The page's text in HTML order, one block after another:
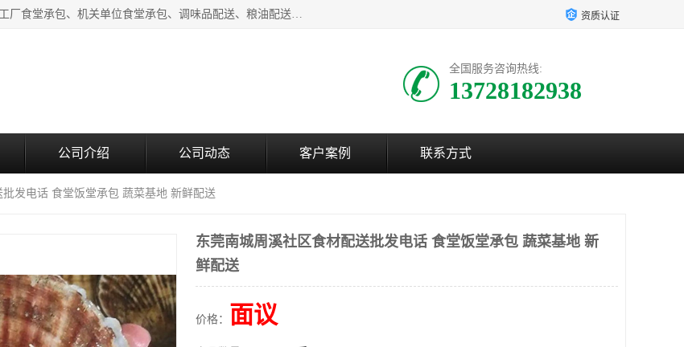
东莞市康隆膳食管理有限公司主要从事：蔬菜配送、食堂承包、企业工厂食堂承包、机关单位食堂承包、调味品配送、粮油配送、干货配送、副食配送、水果配送、海鲜配送等业务，东莞蔬菜配送电话，咨询在线客服。 资质认证
全国服务咨询热线:
13728182938
公司介绍 公司动态 客户案例 联系方式
发电话 食堂饭堂承包 蔬菜基地 新鲜配送
东莞南城周溪社区食材配送批发电话 食堂饭堂承包 蔬菜基地 新
鲜配送
价格： 面议